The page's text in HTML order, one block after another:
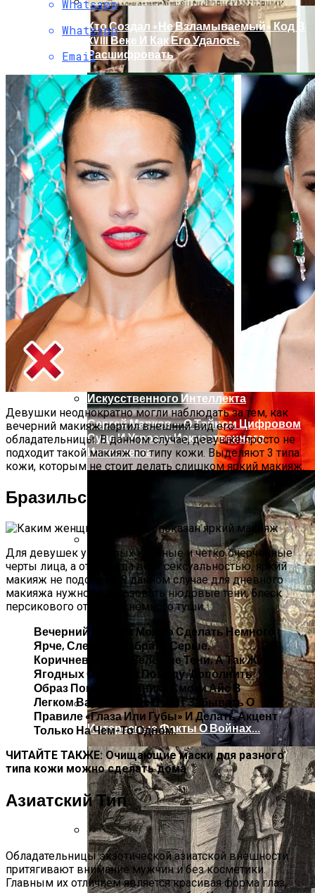
Раскрась Свой Год: Какой Цвет
Принесет Тебе Успех В 2026 Году По
Знаку Зодиака
Ваша Любовь К Оранжевому: Глоток
Энергии Или Сигнал Уставшей Души
Женская Зимняя Обувь: 5 Стильных
Моделей, За Которыми
Выстраиваются В Очереди
Кто Создал «не Взламываемый» Код В
XVIII Веке И Как Его Удалось
Расшифровать
Тайна Происхождения Жизни Скоро
Будет Разгадана
Сергей Марков — О Тайном Цифровом
Суде И Угрозах Искусственного
Интеллекта
Интересные Факты О Войнах…
Whatsapp
Whatsapp
Email
Девушки неоднократно могли наблюдать за тем, как
вечерний макияж портил внешний вид его
обладательницы. В данном случае, девушке просто не
подходит такой макияж по типу кожи. Выделяют 3 типа
кожи, которым не стоит делать слишком яркий макияж.
Бразильский Тип
Для девушек у которых крупные и четко очерченные
черты лица, а от их вида веет сексуальностью, яркий
макияж не подойдет. В данном случае для дневного
макияжа нужно использовать нюдовые тени, блеск
персикового оттенка и немного туши.
Вечерний Макияж Можно Сделать Немного
Ярче, Следует Выбрать Серые,
Коричневые Или Зеленые Тени, А Так Же
Ягодных Оттенков Помаду. Дополнить
Образ Поможет Техника Смоки Айс В
Легком Варианте. Не Стоит Забывать О
Правиле «глаза Или Губы» И Делать Акцент
Только На Чем-То Одном.
ЧИТАЙТЕ ТАКЖЕ: Очищающие маски для разного
типа кожи можно сделать дома
Азиатский Тип
Обладательницы экзотической азиатской внешности
притягивают внимание мужчин и без косметики.
Главным их отличием является красивая форма глаз,